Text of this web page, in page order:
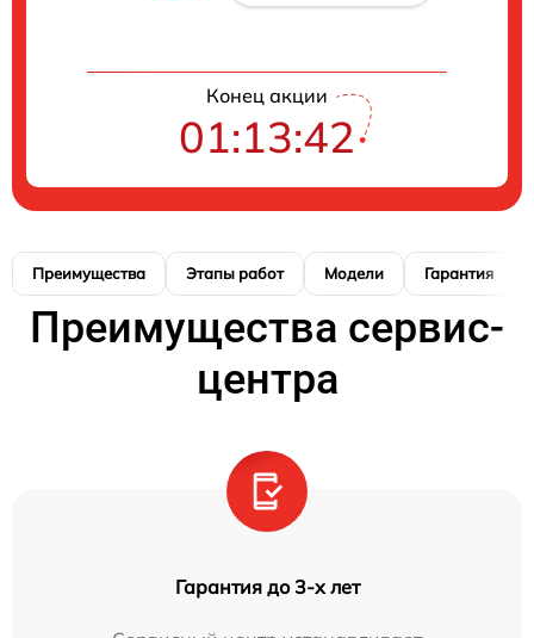
Конец акции
01:13:41
Преимущества Этапы работ Модели Гарантия
Преимущества сервис-
центра
Гарантия до 3-х лет